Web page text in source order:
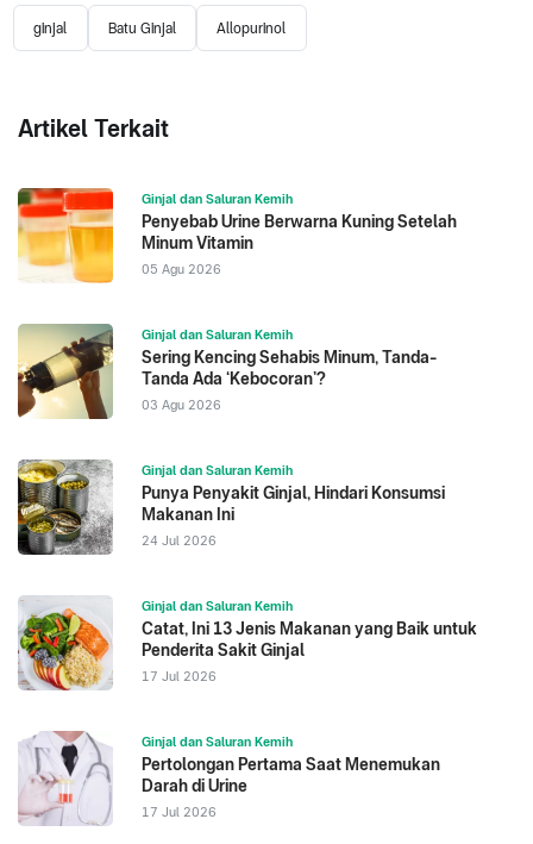
ginjal Batu Ginjal Allopurinol
Artikel Terkait
Ginjal dan Saluran Kemih
Penyebab Urine Berwarna Kuning Setelah
Minum Vitamin
05 Agu 2026
Ginjal dan Saluran Kemih
Sering Kencing Sehabis Minum, Tanda-
Tanda Ada ‘Kebocoran’?
03 Agu 2026
Ginjal dan Saluran Kemih
Punya Penyakit Ginjal, Hindari Konsumsi
Makanan Ini
24 Jul 2026
Ginjal dan Saluran Kemih
Catat, Ini 13 Jenis Makanan yang Baik untuk
Penderita Sakit Ginjal
17 Jul 2026
Ginjal dan Saluran Kemih
Pertolongan Pertama Saat Menemukan
Darah di Urine
17 Jul 2026